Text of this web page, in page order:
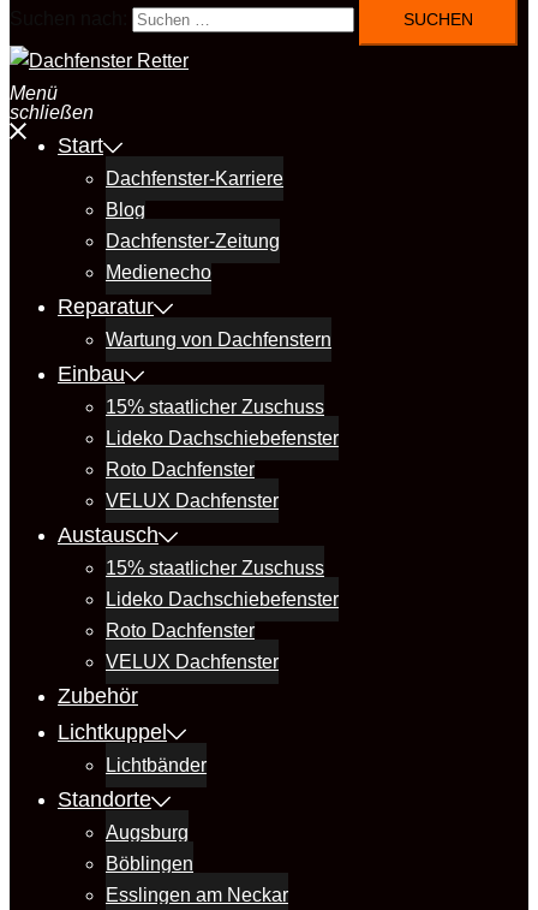
Menü
schließen
Start
Dachfenster-Karriere
Blog
Dachfenster-Zeitung
Medienecho
Reparatur
Wartung von Dachfenstern
Einbau
15% staatlicher Zuschuss
Lideko Dachschiebefenster
Roto Dachfenster
VELUX Dachfenster
Austausch
15% staatlicher Zuschuss
Lideko Dachschiebefenster
Roto Dachfenster
VELUX Dachfenster
Zubehör
Lichtkuppel
Lichtbänder
Standorte
Augsburg
Böblingen
Esslingen am Neckar